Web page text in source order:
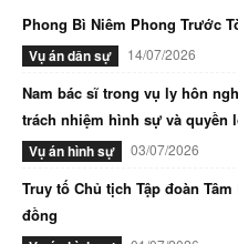
Phong Bì Niêm Phong Trước
Vụ án dân sự 14/07/2026
Nam bác sĩ trong vụ ly hôn
trách nhiệm hình sự và quyền
Vụ án hình sự 03/07/2026
Truy tố Chủ tịch Tập đoàn
đồng